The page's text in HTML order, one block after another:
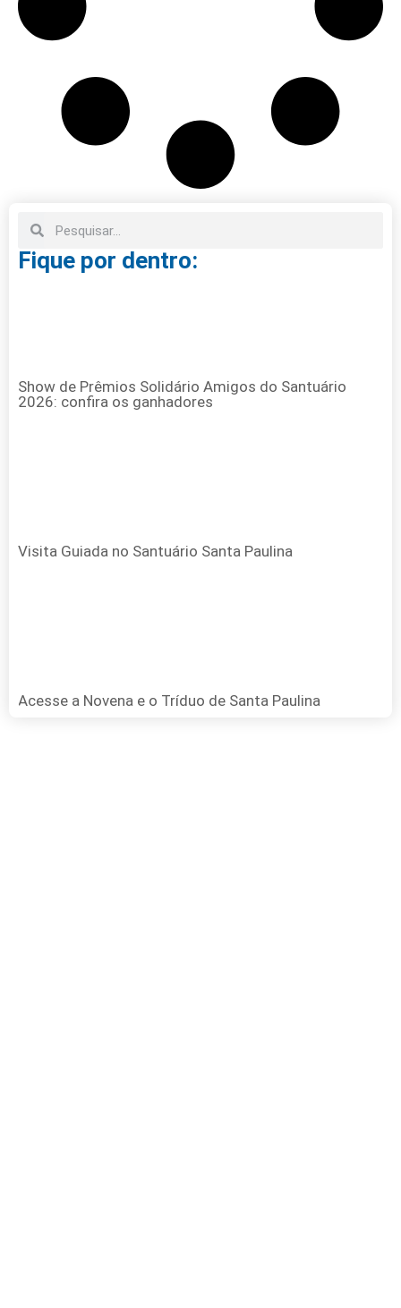
Fique por dentro:
Show de Prêmios Solidário Amigos do Santuário
2026: confira os ganhadores
Visita Guiada no Santuário Santa Paulina
Acesse a Novena e o Tríduo de Santa Paulina